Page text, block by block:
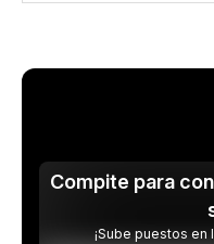
Compite para
¡Sube puestos en